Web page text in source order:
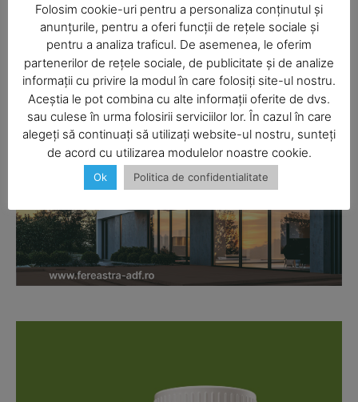
SUBSCRIBE NOW
Company
About
Contact us
Subscription Plans
Folosim cookie-uri pentru a personaliza conținutul și
anunțurile, pentru a oferi funcții de rețele sociale și
pentru a analiza traficul. De asemenea, le oferim
partenerilor de rețele sociale, de publicitate și de analize
informații cu privire la modul în care folosiți site-ul nostru.
Aceștia le pot combina cu alte informații oferite de dvs.
sau culese în urma folosirii serviciilor lor. În cazul în care
alegeți să continuați să utilizați website-ul nostru, sunteți
de acord cu utilizarea modulelor noastre cookie.
Ok Politica de confidentialitate